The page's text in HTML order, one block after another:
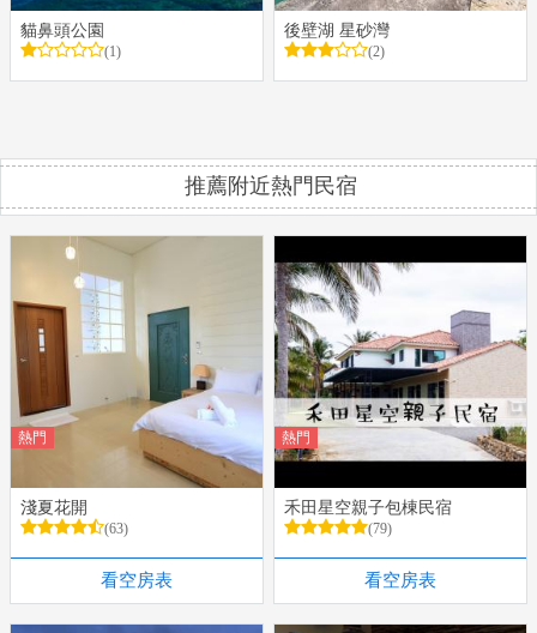
貓鼻頭公園
(1)
後壁湖 星砂灣
(2)
推薦附近熱門民宿
熱門
淺夏花開
(63)
看空房表
熱門
禾田星空親子包棟民宿
(79)
看空房表